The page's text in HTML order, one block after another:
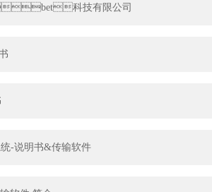
科技有限公司
-说明书&传输软件